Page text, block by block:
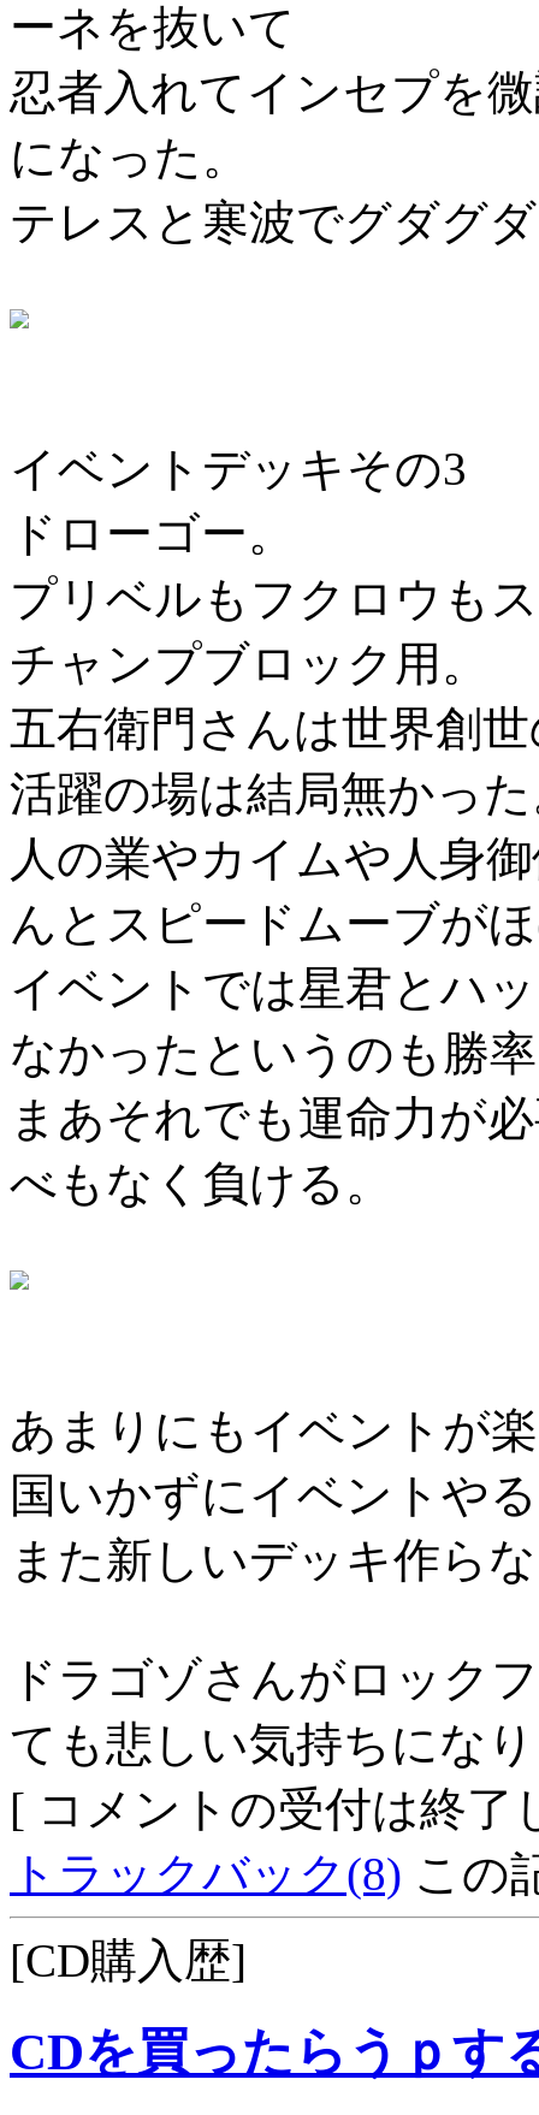
ーネを抜いて
忍者入れてインセプを
になった。
テレスと寒波でグダグ
イベントデッキその3
ドローゴー。
プリベルもフクロウも
チャンプブロック用。
五右衛門さんは世界創
活躍の場は結局無かっ
人の業やカイムや人身
んとスピードムーブが
イベントでは星君とハ
なかったというのも勝
まあそれでも運命力が
べもなく負ける。
あまりにもイベントが
国いかずにイベントや
また新しいデッキ作ら
ドラゴゾさんがロック
ても悲しい気持ちにな
[ コメントの受付は終了
トラックバック(8) この
[CD購入歴]
CDを買ったらうｐす